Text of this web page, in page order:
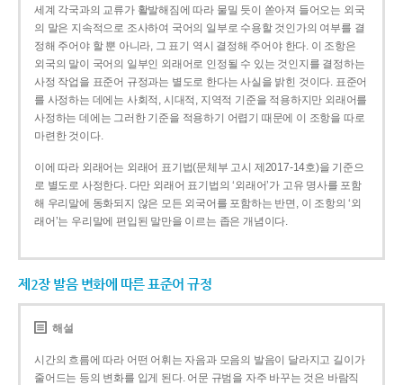
세계 각국과의 교류가 활발해짐에 따라 물밀 듯이 쏟아져 들어오는 외국
의 말은 지속적으로 조사하여 국어의 일부로 수용할 것인가의 여부를 결
정해 주어야 할 뿐 아니라, 그 표기 역시 결정해 주어야 한다. 이 조항은
외국의 말이 국어의 일부인 외래어로 인정될 수 있는 것인지를 결정하는
사정 작업을 표준어 규정과는 별도로 한다는 사실을 밝힌 것이다. 표준어
를 사정하는 데에는 사회적, 시대적, 지역적 기준을 적용하지만 외래어를
사정하는 데에는 그러한 기준을 적용하기 어렵기 때문에 이 조항을 따로
마련한 것이다.
이에 따라 외래어는 외래어 표기법(문체부 고시 제2017-14호)을 기준으
로 별도로 사정한다. 다만 외래어 표기법의 ‘외래어’가 고유 명사를 포함
해 우리말에 동화되지 않은 모든 외국어를 포함하는 반면, 이 조항의 ‘외
래어’는 우리말에 편입된 말만을 이르는 좁은 개념이다.
제2장 발음 변화에 따른 표준어 규정
해설
시간의 흐름에 따라 어떤 어휘는 자음과 모음의 발음이 달라지고 길이가
줄어드는 등의 변화를 입게 된다. 어문 규범을 자주 바꾸는 것은 바람직